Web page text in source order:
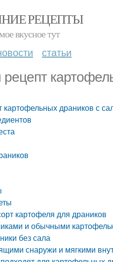
РЕЦЕПТЫ
вкусное тут
статьи
драников с
картофеля для драников
и обычными
без сала
снаружи и мягкими